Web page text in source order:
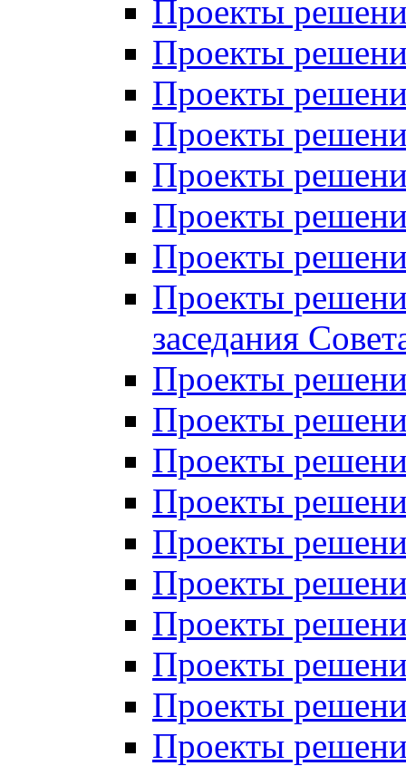
Проекты
Проекты
Проекты
Проекты
Проекты
Проекты
Проекты
Проекты
заседания
Проекты
Проекты
Проекты
Проекты
Проекты
Проекты
Проекты
Проекты
Проекты
Проекты